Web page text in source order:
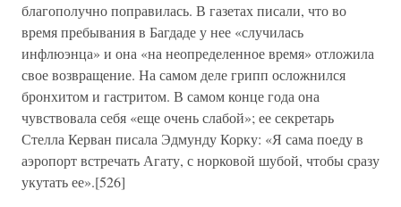
благополучно поправилась. В газетах писали, что во
время пребывания в Багдаде у нее «случилась
инфлюэнца» и она «на неопределенное время» отложила
свое возвращение. На самом деле грипп осложнился
бронхитом и гастритом. В самом конце года она
чувствовала себя «еще очень слабой»; ее секретарь
Стелла Керван писала Эдмунду Корку: «Я сама поеду в
аэропорт встречать Агату, с норковой шубой, чтобы сразу
укутать ее».[526]